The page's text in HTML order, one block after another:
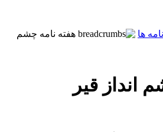
ها
هفته نامه چشم
انداز قیر